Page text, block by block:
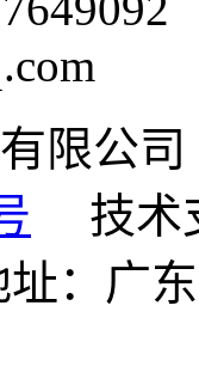
有限
技术
址：广